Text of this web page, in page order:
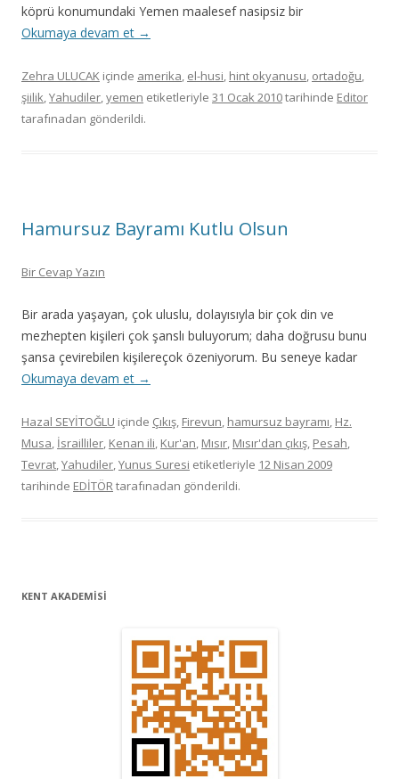
köprü konumundaki Yemen maalesef nasipsiz bir
Okumaya devam et →
Zehra ULUCAK içinde amerika, el-husi, hint okyanusu, ortadoğu,
şiilik,Yahudiler,yemen etiketleriyle 31 Ocak 2010tarihinde Editor
tarafınadan gönderildi.
Hamursuz Bayramı Kutlu Olsun
Bir Cevap Yazın
Bir arada yaşayan, çok uluslu, dolayısıyla bir çok din ve
mezhepten kişileri çok şanslı buluyorum; daha doğrusu bunu
şansa çevirebilen kişilereçok özeniyorum. Bu seneye kadar
Okumaya devam et →
Hazal SEYİTOĞLU içinde Çıkış, Firevun, hamursuz bayramı, Hz.
Musa, İsrailliler, Kenan ili, Kur'an, Mısır, Mısır'dan çıkış, Pesah,
Tevrat,Yahudiler,Yunus Suresi etiketleriyle 12 Nisan 2009
tarihinde EDİTÖRtarafınadan gönderildi.
KENT AKADEMİSİ